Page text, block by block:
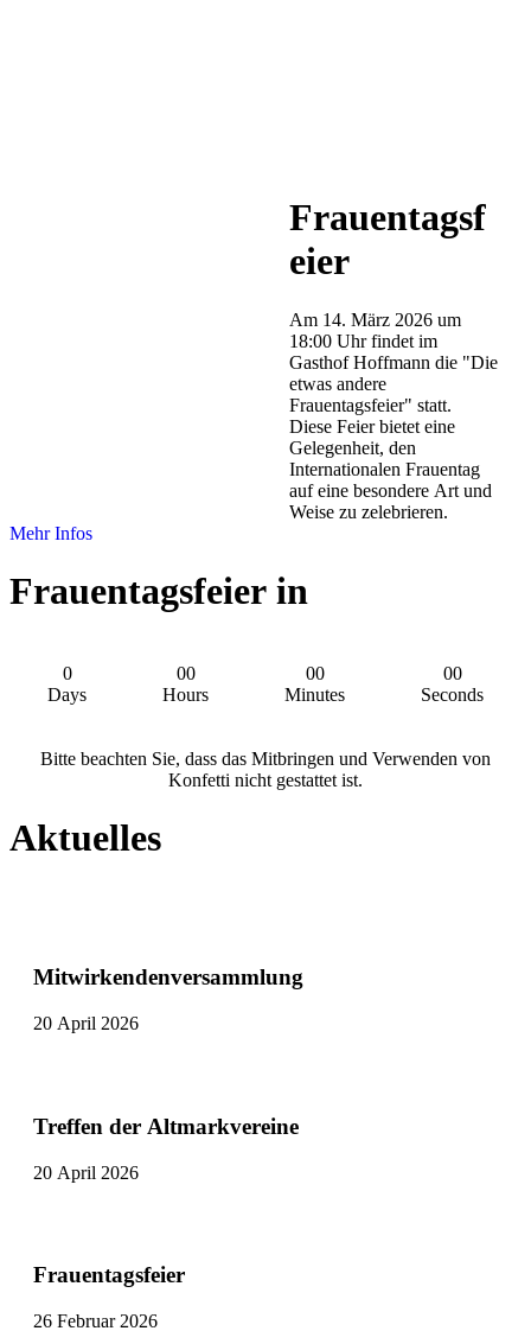
Frauentagsf
eier
Am 14. März 2026 um
18:00 Uhr findet im
Gasthof Hoffmann die "Die
etwas andere
Frauentagsfeier" statt.
Diese Feier bietet eine
Gelegenheit, den
Internationalen Frauentag
auf eine besondere Art und
Weise zu zelebrieren.
Mehr Infos
Frauentagsfeier in
0
Days
00
Hours
00
Minutes
00
Seconds
Bitte beachten Sie, dass das Mitbringen und Verwenden von
Konfetti nicht gestattet ist.
Aktuelles
Mitwirkendenversammlung
20 April 2026
Treffen der Altmarkvereine
20 April 2026
Frauentagsfeier
26 Februar 2026